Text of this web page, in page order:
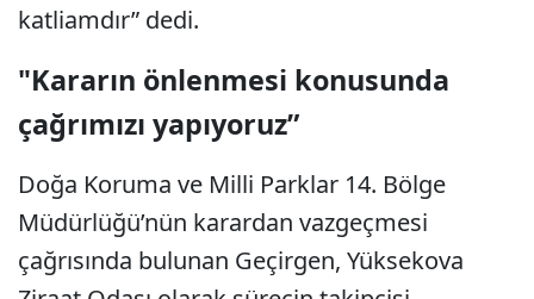
katliamdır” dedi.
"Kararın önlenmesi konusunda
çağrımızı yapıyoruz”
Doğa Koruma ve Milli Parklar 14. Bölge
Müdürlüğü’nün karardan vazgeçmesi
çağrısında bulunan Geçirgen, Yüksekova